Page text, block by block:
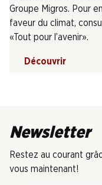
Groupe Migros. Pour
faveur du climat,
«Tout pour l’avenir».
Découvrir
Newsletter
Restez au courant
vous maintenant!